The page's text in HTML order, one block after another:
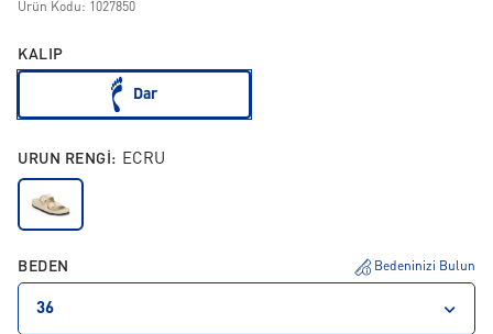
Ürün Kodu: 1027850
KALIP
Dar
URUN RENGI: ECRU
BEDEN Bedeninizi Bulun
36